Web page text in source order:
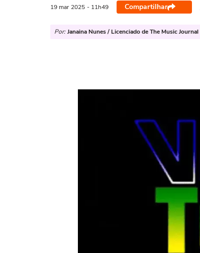
19 mar 2025 - 11h49 Compartilhar
Por: Janaina Nunes / Licenciado de The Music Journal